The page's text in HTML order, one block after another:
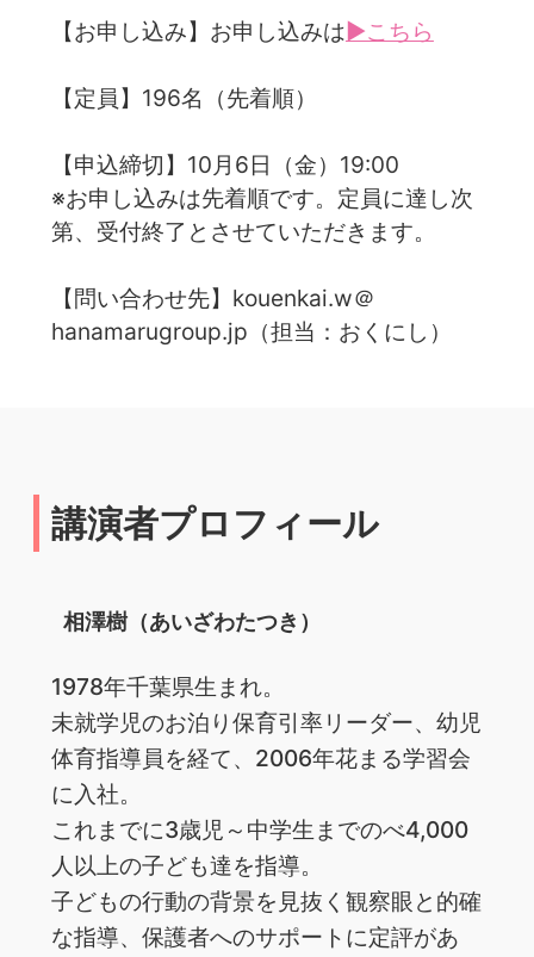
【お申し込み】お申し込みは▶こちら
【定員】196名（先着順）
【申込締切】10月6日（金）19:00
※お申し込みは先着順です。定員に達し次
第、受付終了とさせていただきます。
【問い合わせ先】kouenkai.w＠
hanamarugroup.jp（担当：おくにし）
講演者プロフィール
相澤樹（あいざわたつき）
1978年千葉県生まれ。
未就学児のお泊り保育引率リーダー、幼児
体育指導員を経て、2006年花まる学習会
に入社。
これまでに3歳児～中学生までのべ4,000
人以上の子ども達を指導。
子どもの行動の背景を見抜く観察眼と的確
な指導、保護者へのサポートに定評があ